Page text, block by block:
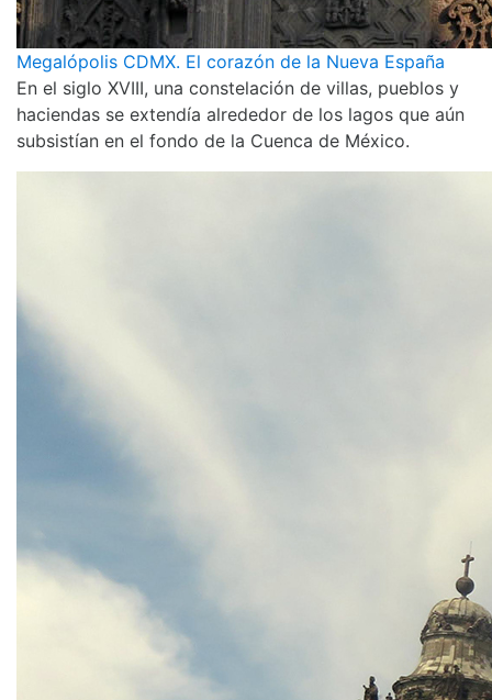
Megalópolis CDMX. El corazón de la Nueva España
En el siglo XVIII, una constelación de villas, pueblos y
haciendas se extendía alrededor de los lagos que aún
subsistían en el fondo de la Cuenca de México.